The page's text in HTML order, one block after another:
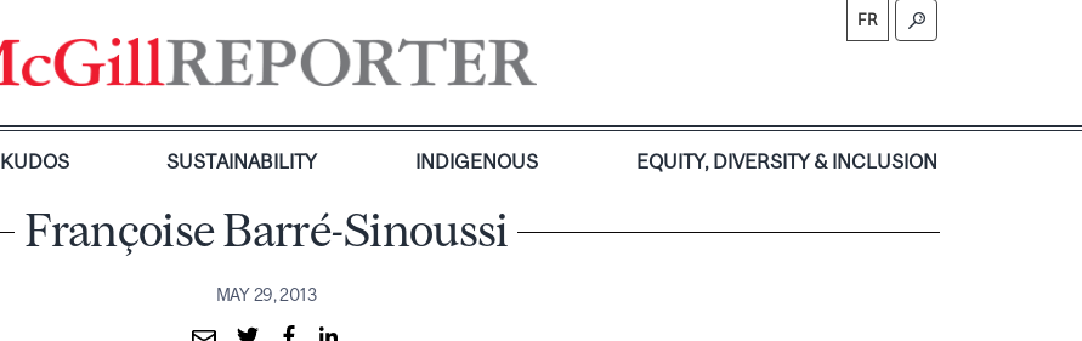
FR
KUDOS SUSTAINABILITY INDIGENOUS EQUITY, DIVERSITY & INCLUSION
Françoise Barré-Sinoussi
MAY 29, 2013